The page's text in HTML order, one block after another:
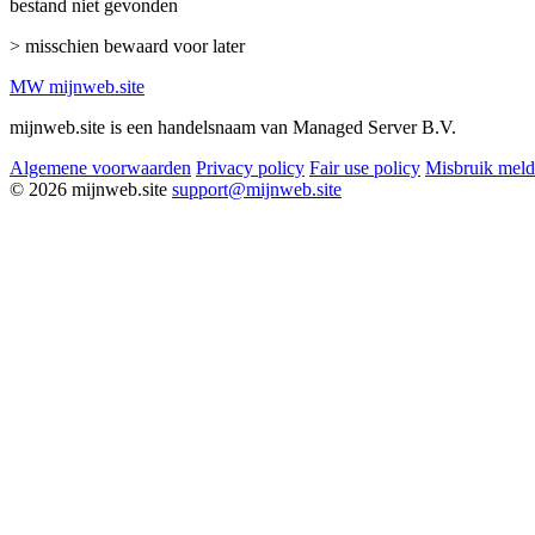
bestand niet gevonden
> misschien bewaard voor later
MW mijnweb.site
mijnweb.site is een handelsnaam van Managed Server B.V.
Algemene voorwaarden Privacy policy Fair use policy Misbruik
© 2026 mijnweb.site support@mijnweb.site